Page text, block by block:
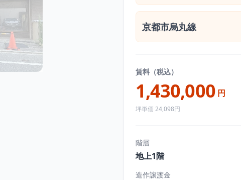
京都市烏丸線
賃料（税込）
1,430,000 円
坪単価 24,098円
階層
地上1階
造作譲渡金